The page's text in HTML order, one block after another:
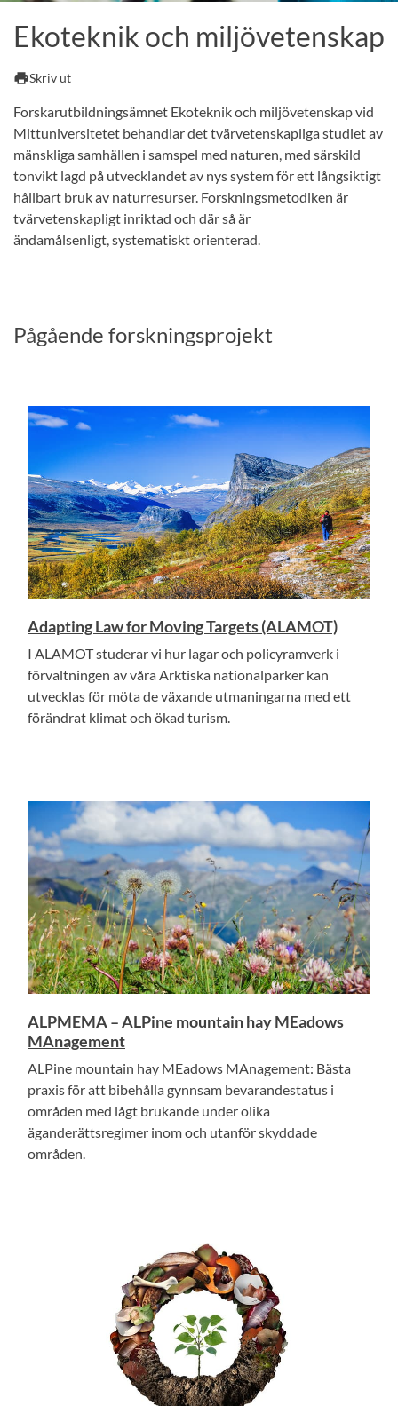
Ekoteknik och miljövetenskap
printSkriv ut
Forskarutbildningsämnet Ekoteknik och miljövetenskap vid
Mittuniversitetet behandlar det tvärvetenskapliga studiet av
mänskliga samhällen i samspel med naturen, med särskild
tonvikt lagd på utvecklandet av nys system för ett långsiktigt
hållbart bruk av naturresurser. Forskningsmetodiken är
tvärvetenskapligt inriktad och där så är
ändamålsenligt, systematiskt orienterad.
Pågående forskningsprojekt
Adapting Law for Moving Targets (ALAMOT)
I ALAMOT studerar vi hur lagar och policyramverk i
förvaltningen av våra Arktiska nationalparker kan
utvecklas för möta de växande utmaningarna med ett
förändrat klimat och ökad turism.
ALPMEMA – ALPine mountain hay MEadows
MAnagement
ALPine mountain hay MEadows MAnagement: Bästa
praxis för att bibehålla gynnsam bevarandestatus i
områden med lågt brukande under olika
äganderättsregimer inom och utanför skyddade
områden.